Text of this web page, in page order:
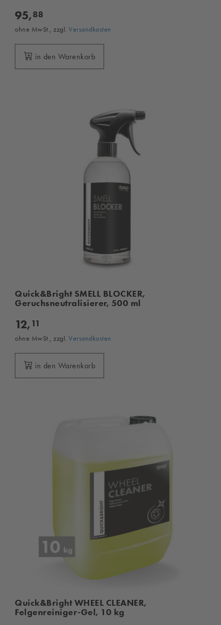
95,88
ohne MwSt., zzgl. Versandkosten
in den Warenkorb
Quick&Bright SMELL BLOCKER,
Geruchsneutralisierer, 500 ml
12, 11
ohne MwSt., zzgl. Versandkosten
in den Warenkorb
Quick&Bright WHEEL CLEANER,
Felgenreiniger-Gel, 10 kg